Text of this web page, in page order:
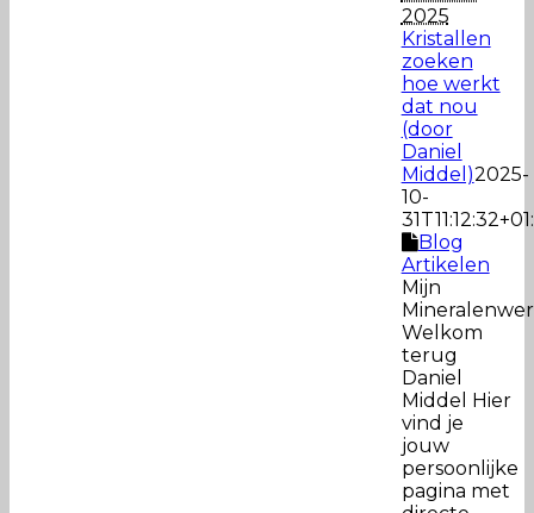
2025
Kristallen
zoeken
hoe werkt
dat nou
(door
Daniel
Middel)2025-
10-
Blog
Artikelen
Mijn
Welkom
terug
Daniel
Middel Hier
vind je
jouw
persoonlijke
pagina met